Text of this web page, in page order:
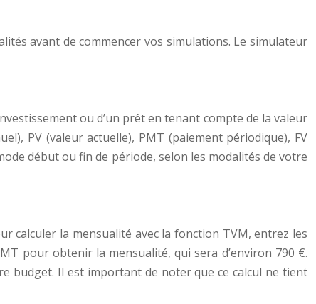
avant de commencer vos simulations. Le simulateur
ou d’un prêt en tenant compte de la valeur
PV (valeur actuelle), PMT (paiement périodique), FV
début ou fin de période, selon les modalités de votre
calculer la mensualité avec la fonction TVM, entrez les
pour obtenir la mensualité, qui sera d’environ 790 €.
budget. Il est important de noter que ce calcul ne tient